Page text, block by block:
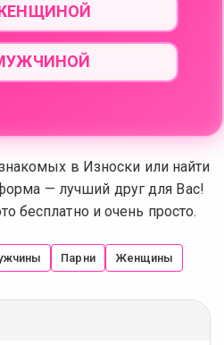
в Износки или найти
— лучший друг для Вас!
бесплатно и очень просто.
Парни Женщины